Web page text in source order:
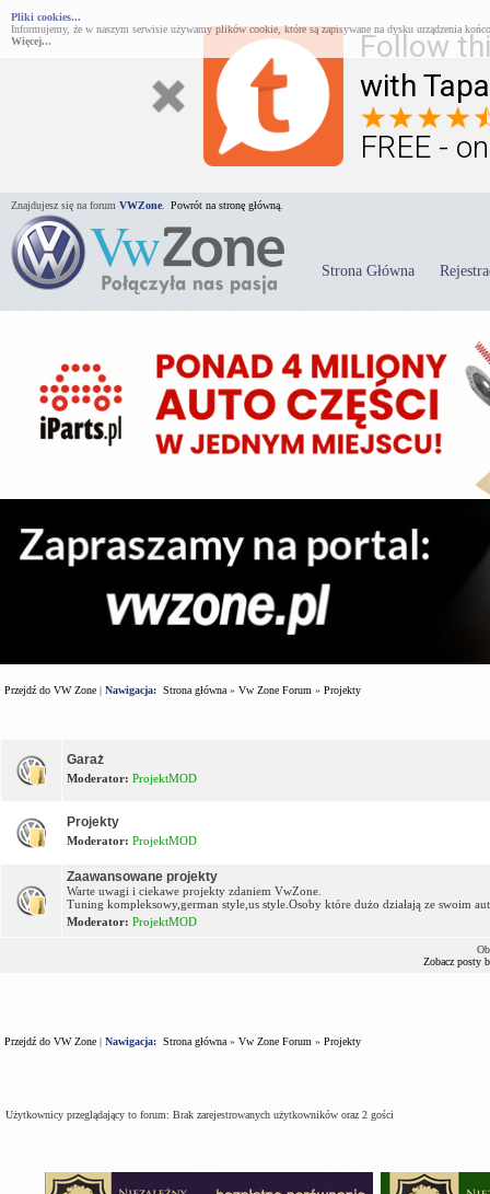
Follow
with
FREE -
Pliki cookies...
Informujemy, że w naszym serwisie używamy plików cookie, które są zapisywane na dysku urządzenia
Więcej...
Znajdujesz się na forum VWZone Powrót na stronę główną.
Strona Główna
Przejdź do VW Zone | Nawigacja: Strona główna » Vw Zone Forum » Projekty
Garaż
Moderator: ProjektMOD
Projekty
Moderator: ProjektMOD
Zaawansowane projekty
Warte uwagi i ciekawe projekty zdaniem VwZone.
Tuning kompleksowy,german style,us style.Osoby które dużo działają ze swoim
Moderator: ProjektMOD
Zobacz posty
Przejdź do VW Zone | Nawigacja: Strona główna » Vw Zone Forum » Projekty
Użytkownicy przeglądający to forum: Brak zarejestrowanych użytkowników oraz 2 gości